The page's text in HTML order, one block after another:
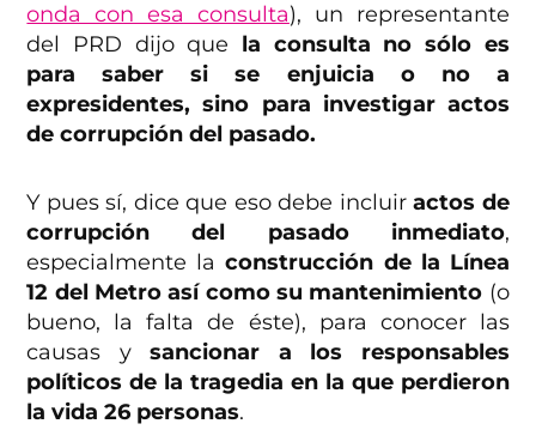
onda con esa consulta), un representante
del PRD dijo que la consulta no sólo es
para saber si se enjuicia o no a
expresidentes, sino para investigar actos
de corrupción del pasado.
Y pues sí, dice que eso debe incluiractos de
corrupción del pasado inmediato,
especialmente laconstrucción de la Línea
12 del Metro así como su mantenimiento (o
bueno, la falta de éste), para conocer las
causas ysancionar a los responsables
políticos de la tragedia en la que perdieron
la vida 26 personas.